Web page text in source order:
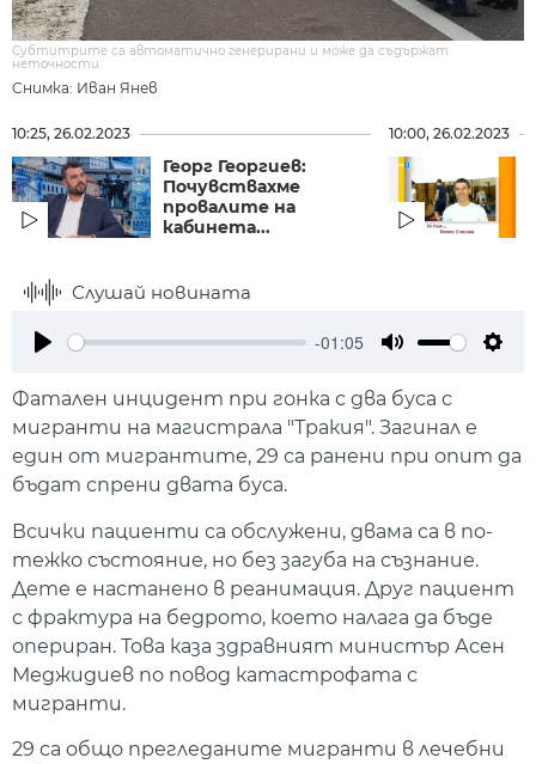
Снимка: Иван Янев
Субтитрите са автоматично генерирани и може да съдържат
неточности.
10:25, 26.02.2023
Георг Георгиев:
Почувствахме
провалите на
кабинета...
10:00, 26.02.2023
Слушай новината
-01:05
Фатален инцидент при гонка с два буса с
мигранти на магистрала "Тракия". Загинал е
един от мигрантите, 29 са ранени при опит да
бъдат спрени двата буса.
Всички пациенти са обслужени, двама са в по-
тежко състояние, но без загуба на съзнание.
Дете е настанено в реанимация. Друг пациент
с фрактура на бедрото, което налага да бъде
опериран. Това каза здравният министър Асен
Меджидиев по повод катастрофата с
мигранти.
29 са общо прегледаните мигранти в лечебни